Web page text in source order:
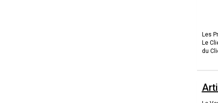
Les
Le
du